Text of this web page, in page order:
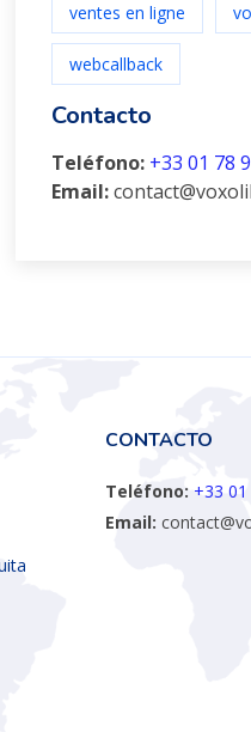
ventes en ligne
webcallback
Contacto
Teléfono: +33 01 78
Email:
CONTACTO
Teléfono: +33
Email: